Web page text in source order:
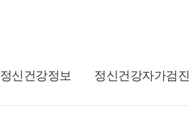
정신건강정보 정신건강자가검진